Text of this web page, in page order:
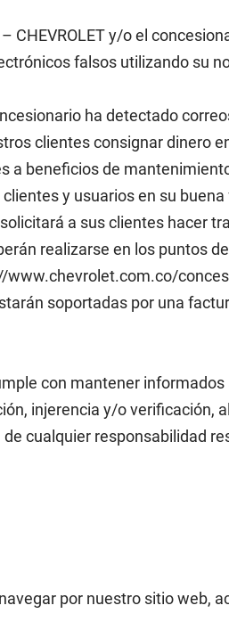
y/o el
falsos utilizando su
ha detectado
clientes consignar dinero
beneficios de
y usuarios en su
a sus clientes hacer
realizarse en los puntos
www.chevrolet.com.co/
soportadas por una
con mantener
injerencia y/o verificación,
cualquier responsabilidad
por nuestro sitio web,